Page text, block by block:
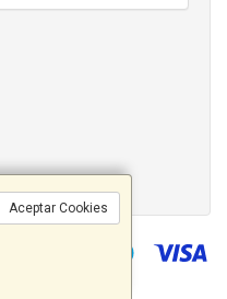
Aceptar Cookies